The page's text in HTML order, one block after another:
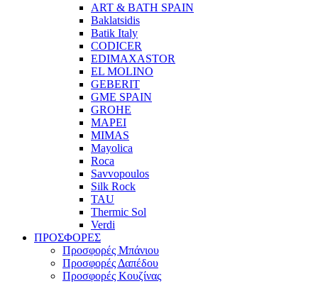
ART & BATH SPAIN
Baklatsidis
Batik Italy
CODICER
EDIMAXASTOR
EL MOLINO
GEBERIT
GME SPAIN
GROHE
MAPEI
MIMAS
Mayolica
Roca
Savvopoulos
Silk Rock
TAU
Thermic Sol
Verdi
ΠΡΟΣΦΟΡΕΣ
Προσφορές Μπάνιου
Προσφορές Δαπέδου
Προσφορές Κουζίνας